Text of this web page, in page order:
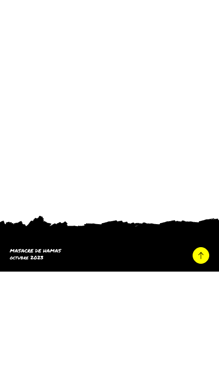
MASACRE DE HAMAS
octubre 2023